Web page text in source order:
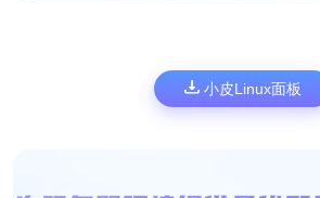
小皮Linux面板